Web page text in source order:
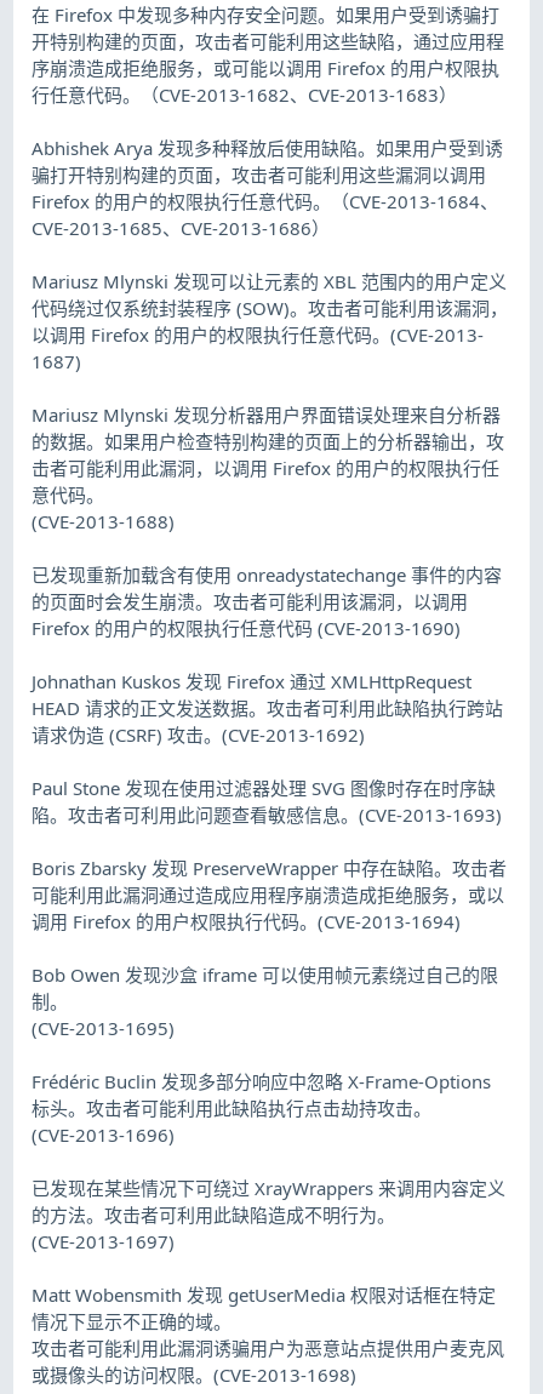
在 Firefox 中发现多种内存安全问题。如果用户受到诱骗打
开特别构建的页面，攻击者可能利用这些缺陷，通过应用程
序崩溃造成拒绝服务，或可能以调用 Firefox 的用户权限执
行任意代码。（CVE-2013-1682、CVE-2013-1683）
Abhishek Arya 发现多种释放后使用缺陷。如果用户受到诱
骗打开特别构建的页面，攻击者可能利用这些漏洞以调用
Firefox 的用户的权限执行任意代码。（CVE-2013-1684、
CVE-2013-1685、CVE-2013-1686）
Mariusz Mlynski 发现可以让元素的 XBL 范围内的用户定义
代码绕过仅系统封装程序 (SOW)。攻击者可能利用该漏洞，
以调用 Firefox 的用户的权限执行任意代码。(CVE-2013-
1687)
Mariusz Mlynski 发现分析器用户界面错误处理来自分析器
的数据。如果用户检查特别构建的页面上的分析器输出，攻
击者可能利用此漏洞，以调用 Firefox 的用户的权限执行任
意代码。
(CVE-2013-1688)
已发现重新加载含有使用 onreadystatechange 事件的内容
的页面时会发生崩溃。攻击者可能利用该漏洞，以调用
Firefox 的用户的权限执行任意代码 (CVE-2013-1690)
Johnathan Kuskos 发现 Firefox 通过 XMLHttpRequest
HEAD 请求的正文发送数据。攻击者可利用此缺陷执行跨站
请求伪造 (CSRF) 攻击。(CVE-2013-1692)
Paul Stone 发现在使用过滤器处理 SVG 图像时存在时序缺
陷。攻击者可利用此问题查看敏感信息。(CVE-2013-1693)
Boris Zbarsky 发现 PreserveWrapper 中存在缺陷。攻击者
可能利用此漏洞通过造成应用程序崩溃造成拒绝服务，或以
调用 Firefox 的用户权限执行代码。(CVE-2013-1694)
Bob Owen 发现沙盒 iframe 可以使用帧元素绕过自己的限
制。
(CVE-2013-1695)
Frédéric Buclin 发现多部分响应中忽略 X-Frame-Options
标头。攻击者可能利用此缺陷执行点击劫持攻击。
(CVE-2013-1696)
已发现在某些情况下可绕过 XrayWrappers 来调用内容定义
的方法。攻击者可利用此缺陷造成不明行为。
(CVE-2013-1697)
Matt Wobensmith 发现 getUserMedia 权限对话框在特定
情况下显示不正确的域。
攻击者可能利用此漏洞诱骗用户为恶意站点提供用户麦克风
或摄像头的访问权限。(CVE-2013-1698)